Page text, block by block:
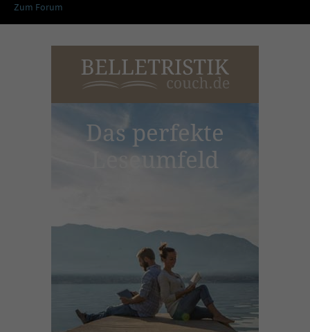
Zum Forum
Das perfekte
Leseumfeld